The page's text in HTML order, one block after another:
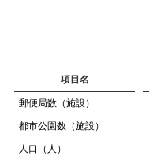
項目名
郵便局数（施設）
都市公園数（施設）
人口（人）